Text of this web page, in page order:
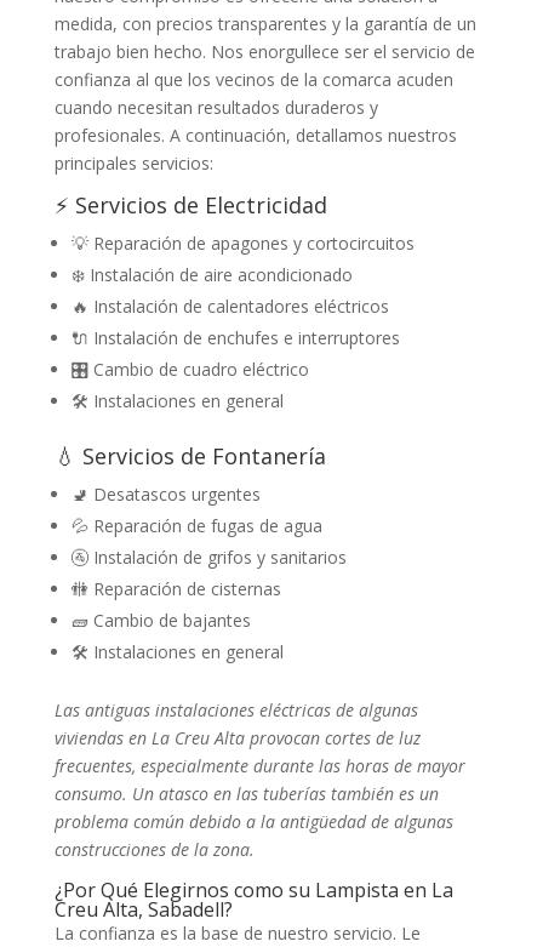
medida, con precios transparentes y la garantía de un
trabajo bien hecho. Nos enorgullece ser el servicio de
confianza al que los vecinos de la comarca acuden
cuando necesitan resultados duraderos y
profesionales. A continuación, detallamos nuestros
principales servicios:
⚡ Servicios de Electricidad
💡 Reparación de apagones y cortocircuitos
❄️ Instalación de aire acondicionado
🔥 Instalación de calentadores eléctricos
🔌 Instalación de enchufes e interruptores
🎛️ Cambio de cuadro eléctrico
🛠️ Instalaciones en general
💧 Servicios de Fontanería
🚽 Desatascos urgentes
💦 Reparación de fugas de agua
🚰 Instalación de grifos y sanitarios
🚻 Reparación de cisternas
🧱 Cambio de bajantes
🛠️ Instalaciones en general
Las antiguas instalaciones eléctricas de algunas
viviendas en La Creu Alta provocan cortes de luz
frecuentes, especialmente durante las horas de mayor
consumo. Un atasco en las tuberías también es un
problema común debido a la antigüedad de algunas
construcciones de la zona.
¿Por Qué Elegirnos como su Lampista en La
Creu Alta, Sabadell?
La confianza es la base de nuestro servicio. Le